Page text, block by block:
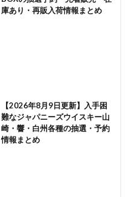
庫あり・再販入荷情報まとめ
【2026年8月9日更新】入手困
難なジャパニーズウイスキー山
崎・響・白州各種の抽選・予約
情報まとめ